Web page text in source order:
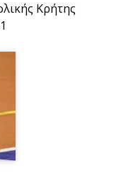
Κρήτης